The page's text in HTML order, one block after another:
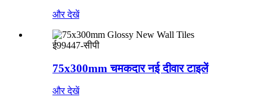
और देखें
ई99447-सीपी
75x300mm चमकदार नई दीवार टाइलें
और देखें